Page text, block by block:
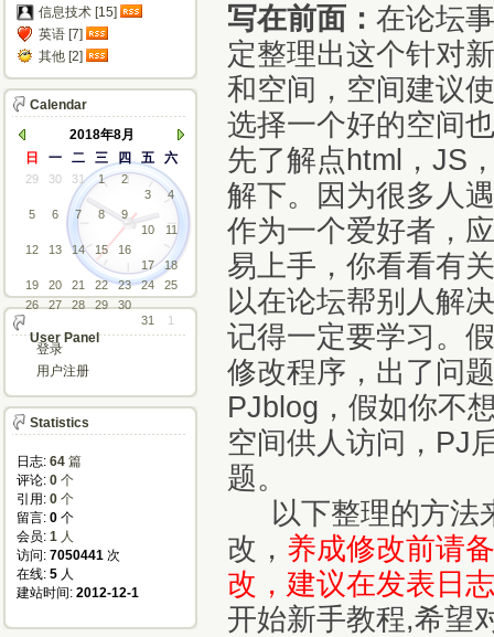
写在前面： 在论坛
定整理出这个针对
和空间，空间建议
选择一个好的空间
先了解点html，JS
解下。因为很多人
作为一个爱好者，
易上手，你看看有
以在论坛帮别人解
记得一定要学习。
修改程序，出了问
PJblog，假如你不
空间供人访问，PJ
题。
以下整理的方法
改， 养成修改前请
改，建议在发表日
开始新手教程,希望
信息技术 [15]
英语 [7]
其他 [2]
Calendar
2018年8月
日
一 二 三 四 五 六
29 30 31 1
2
3
4
5
6 7 8
9
10
11
12
13 14 15
16
17
18
19
20 21 22 23 24
25
26
27 28 29
30
31
1
User Panel
登录
用户注册
Statistics
日志: 64 篇
评论: 0 个
引用: 0 个
留言: 0 个
会员: 1 人
访问: 7050441 次
在线: 5 人
建站时间: 2012-12-1